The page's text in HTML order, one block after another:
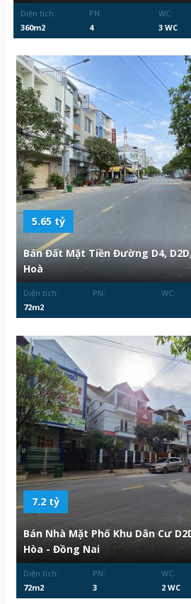
Diện tích:
360m2
PN:
4
WC:
3 WC
5.65 tỷ
Bán Đất Mặt Tiền Đường D4,
Hoà
Diện tích:
72m2
PN: WC:
7.2 tỷ
Bán Nhà Mặt Phố Khu Dân Cư
Hòa - Đồng Nai
Diện tích:
72m2
PN:
3
WC:
2 WC